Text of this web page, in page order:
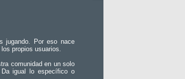
jugando. Por eso nace
propios usuarios.
comunidad en un solo
igual lo específico o